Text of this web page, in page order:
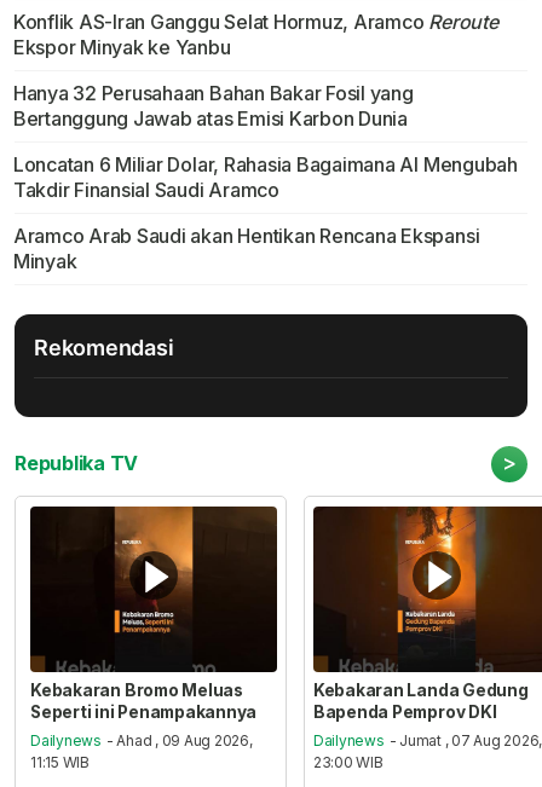
Konflik AS-Iran Ganggu Selat Hormuz, Aramco Reroute
Ekspor Minyak ke Yanbu
Hanya 32 Perusahaan Bahan Bakar Fosil yang
Bertanggung Jawab atas Emisi Karbon Dunia
Loncatan 6 Miliar Dolar, Rahasia Bagaimana AI Mengubah
Takdir Finansial Saudi Aramco
Aramco Arab Saudi akan Hentikan Rencana Ekspansi
Minyak
Rekomendasi
Republika TV >
Kebakaran Bromo Meluas
Seperti ini Penampakannya
Dailynews - Ahad , 09 Aug 2026,
11:15 WIB
Kebakaran Landa Gedung
Bapenda Pemprov DKI
Dailynews - Jumat , 07 Aug 2026,
23:00 WIB